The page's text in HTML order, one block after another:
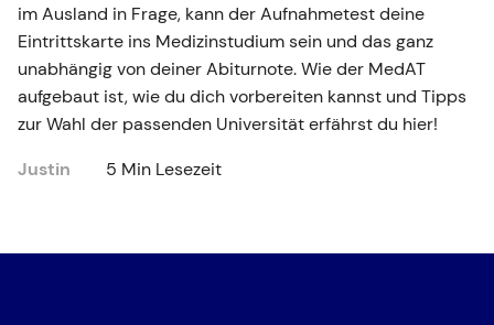
im Ausland in Frage, kann der Aufnahmetest deine
Eintrittskarte ins Medizinstudium sein und das ganz
unabhängig von deiner Abiturnote. Wie der MedAT
aufgebaut ist, wie du dich vorbereiten kannst und Tipps
zur Wahl der passenden Universität erfährst du hier!
Justin
5 Min Lesezeit